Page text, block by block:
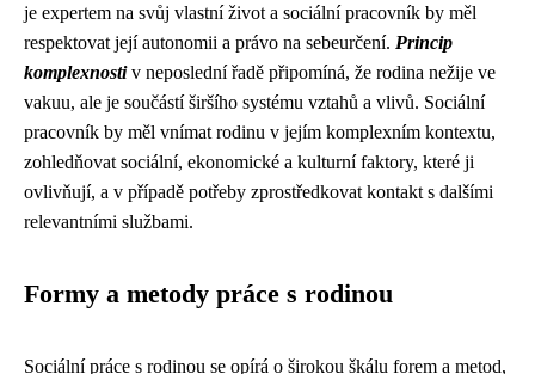
je expertem na svůj vlastní život a sociální pracovník by měl
respektovat její autonomii a právo na sebeurčení. Princip
komplexnostiv neposlední řadě připomíná, že rodina nežije ve
vakuu, ale je součástí širšího systému vztahů a vlivů. Sociální
pracovník by měl vnímat rodinu v jejím komplexním kontextu,
zohledňovat sociální, ekonomické a kulturní faktory, které ji
ovlivňují, a v případě potřeby zprostředkovat kontakt s dalšími
relevantními službami.
Formy a metody práce s rodinou
Sociální práce s rodinou se opírá o širokou škálu forem a metod,